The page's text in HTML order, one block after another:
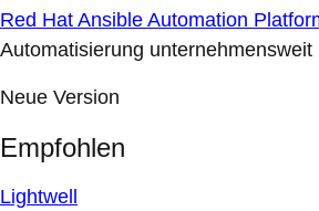
Red Hat Ansible Automation
Automatisierung unternehmensweit
Neue Version
Empfohlen
Lightwell